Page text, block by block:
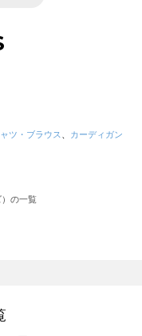
ツ・ブラウス
カーディガン
の一覧
スモス）の一覧
覧